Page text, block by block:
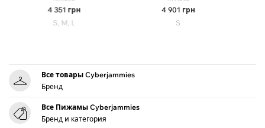
4 351 грн
S, M, L
4 901 грн
S
Все товары Cyberjammies
Бренд
Все Пижамы Cyberjammies
Бренд и категория